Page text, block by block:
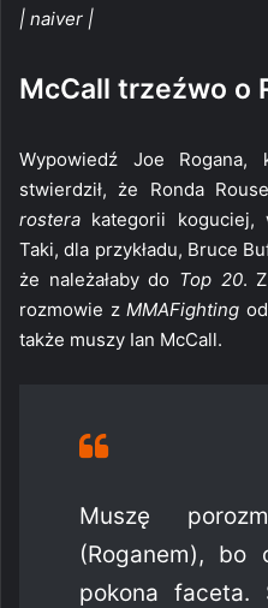
| naiver |
McCall trzeźwo o
Wypowiedź Joe Rogana,
stwierdził, że Ronda
rostera kategorii koguciej,
Taki, dla przykładu, Bruce
że należałaby do Top 20.
rozmowie zMMAFighting
także muszy Ian McCall.
Muszę
(Roganem), bo
pokona